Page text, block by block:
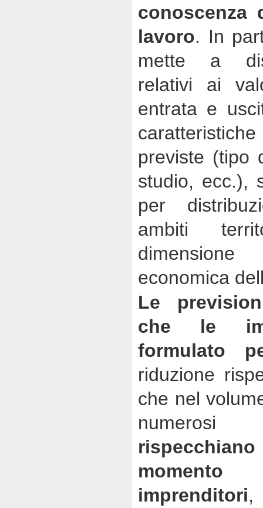
conoscenza
lavoro. In
mette a
relativi ai
entrata e
previste (tipo
studio, ecc.),
per
ambiti
economica
Le
che le
formulato
riduzione
che nel
imprenditori,